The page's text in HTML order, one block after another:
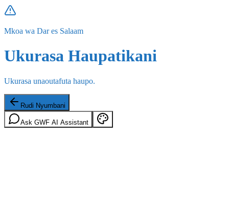
Mkoa wa Dar es Salaam
Ukurasa Haupatikani
Ukurasa unaoutafuta haupo.
Rudi Nyumbani
Ask GWF AI Assistant